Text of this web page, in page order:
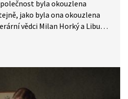
byla okouzlena
jako byla ona okouzlena
vědci Milan Horký a Libuše
osobnosti našich dějin,